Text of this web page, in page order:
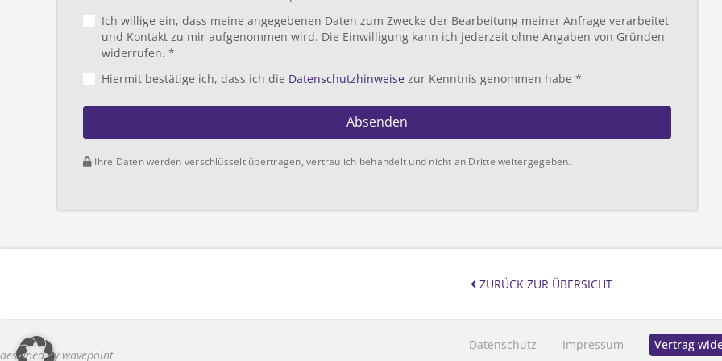
designed by wavepoint
Datenschutz Impressum Vertrag
Ich willige ein, dass meine angegebenen Daten zum Zwecke der Bearbeitung meiner Anfrage verarbeitet
und Kontakt zu mir aufgenommen wird. Die Einwilligung kann ich jederzeit ohne Angaben von Gründen
widerrufen. *
Hiermit bestätige ich, dass ich die Datenschutzhinweise zur Kenntnis genommen habe *
Absenden
Ihre Daten werden verschlüsselt übertragen, vertraulich behandelt und nicht an Dritte weitergegeben.
ZURÜCK ZUR ÜBERSICHT